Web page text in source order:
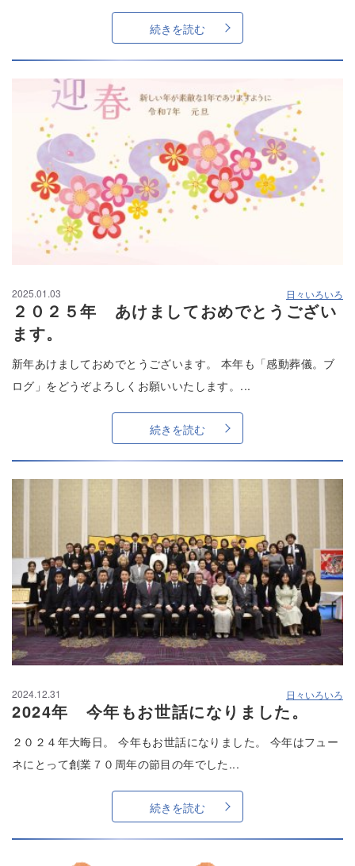
続きを読む
2025.01.03 日々いろいろ
２０２５年 あけましておめでとうござい
ます。
新年あけましておめでとうございます。 本年も「感動葬儀。ブ
ログ」をどうぞよろしくお願いいたします。...
続きを読む
2024.12.31 日々いろいろ
2024年 今年もお世話になりました。
２０２４年大晦日。 今年もお世話になりました。 今年はフュー
ネにとって創業７０周年の節目の年でした...
続きを読む